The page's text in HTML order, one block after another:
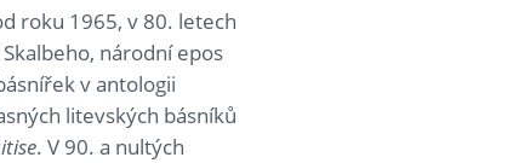
roku 1965, v 80. letech
národní epos
v antologii
litevských básníků
. V 90. a nultých